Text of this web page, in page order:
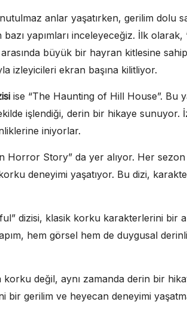
anlar yaşatırken, gerilim dolu
bazı yapımları inceleyeceğiz. İlk
büyük bir hayran kitlesine
izleyicileri ekran başına kilitliyor.
ise “The Haunting of Hill House”. Bu
işlendiği, derin bir hikaye sunuyor.
iniyorlar.
Horror Story” da yer alıyor. Her
deneyimi yaşatıyor. Bu dizi,
dizisi, klasik korku karakterlerini bir
hem görsel hem de duygusal
korku değil, aynı zamanda derin bir
bir gerilim ve heyecan deneyimi